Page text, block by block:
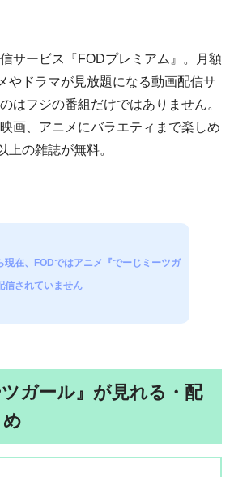
サービス『FODプレミアム』。月額
やドラマが見放題になる動画配信サ
はフジの番組だけではありません。
画、アニメにバラエティまで楽しめ
上の雑誌が無料。
現在、FODではアニメ『でーじミーツガ
信されていません
ツガール』が見れる・配